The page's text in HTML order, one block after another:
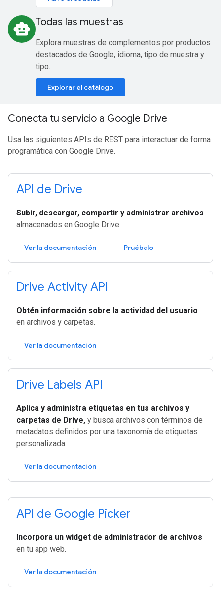
smart_toy Todas las muestras
Explora muestras de complementos por productos
destacados de Google, idioma, tipo de muestra y
tipo.
Explorar el catálogo
Conecta tu servicio a Google Drive
Usa las siguientes APIs de REST para interactuar de forma
programática con Google Drive.
API de Drive
Subir, descargar, compartir y administrar archivos
almacenados en Google Drive
Ver la documentación Pruébalo
Drive Activity API
Obtén información sobre la actividad del usuario
en archivos y carpetas.
Ver la documentación
Drive Labels API
Aplica y administra etiquetas en tus archivos y
carpetas de Drive, y busca archivos con términos de
metadatos definidos por una taxonomía de etiquetas
personalizada.
Ver la documentación
API de Google Picker
Incorpora un widget de administrador de archivos
en tu app web.
Ver la documentación